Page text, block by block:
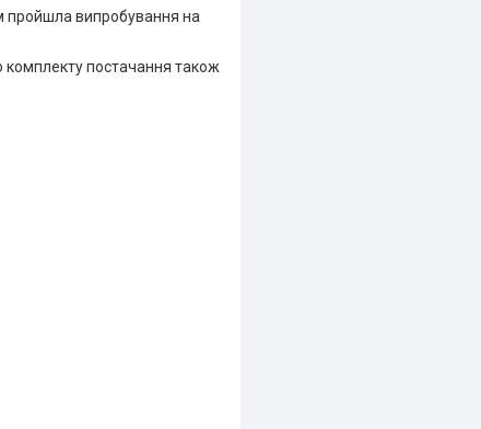
пройшла випробування на
комплекту постачання також